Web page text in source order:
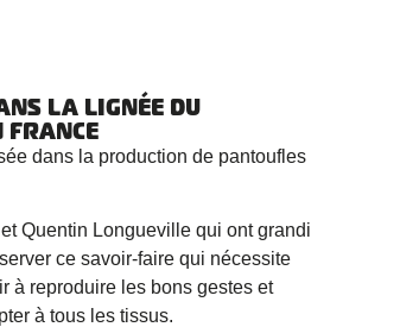
LA LIGNÉE DU
dans la production de pantoufles
Quentin Longueville qui ont grandi
ce savoir-faire qui nécessite
à reproduire les bons gestes et
à tous les tissus.